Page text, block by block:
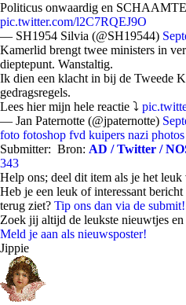
Politicus onwaardig en
pic.twitter.com/l2C7RQEJ9O
— SH1954 Silvia (@SH19544)
Kamerlid brengt twee ministers in
dieptepunt. Wanstaltig.
Ik dien een klacht in bij de Tweede
gedragsregels.
Lees hier mijn hele reactie ⤵️
— Jan Paternotte (@jpaternotte)
foto fotoshop fvd kuipers nazi
Submitter: Bron: AD / Twitter /
343
Help ons; deel dit item als je het leuk
Heb je een leuk of interessant
terug ziet? Tip ons dan via de submit!
Zoek jij altijd de leukste nieuwtjes
Meld je aan als nieuwsposter!
Jippie